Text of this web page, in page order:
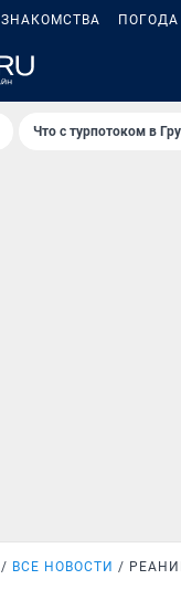
ЗНАКОМСТВА ПОГОДА
Что с турпотоком в
ВСЕ НОВОСТИ